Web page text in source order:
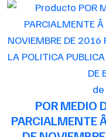
POR MEDIO
PARCIALMENTE